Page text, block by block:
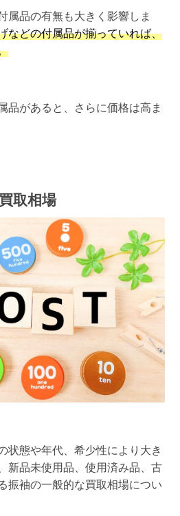
属品の有無も大きく影響しま
などの付属品が揃っていれば、
品があると、さらに価格は高ま
取相場
状態や年代、希少性により大き
新品未使用品、使用済み品、古
振袖の一般的な買取相場につい